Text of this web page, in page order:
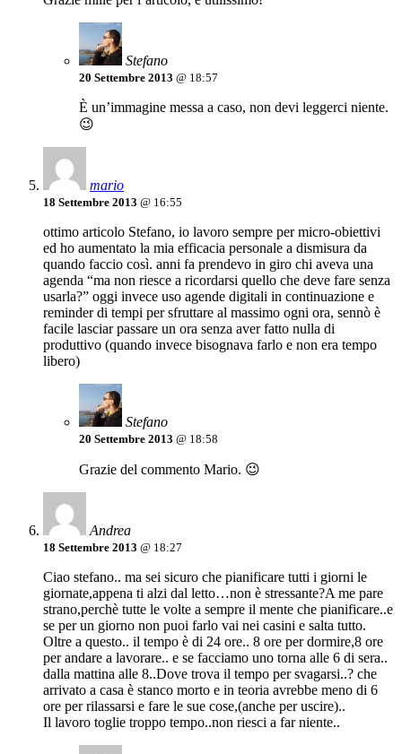
Stefano
20 Settembre 2013 @ 18:57
È un’immagine messa a caso, non devi leggerci niente.
😉
mario
18 Settembre 2013 @ 16:55
ottimo articolo Stefano, io lavoro sempre per micro-obiettivi
ed ho aumentato la mia efficacia personale a dismisura da
quando faccio così. anni fa prendevo in giro chi aveva una
agenda “ma non riesce a ricordarsi quello che deve fare senza
usarla?” oggi invece uso agende digitali in continuazione e
reminder di tempi per sfruttare al massimo ogni ora, sennò è
facile lasciar passare un ora senza aver fatto nulla di
produttivo (quando invece bisognava farlo e non era tempo
libero)
Stefano
20 Settembre 2013 @ 18:58
Grazie del commento Mario. 😉
Andrea
18 Settembre 2013 @ 18:27
Ciao stefano.. ma sei sicuro che pianificare tutti i giorni le
giornate,appena ti alzi dal letto…non è stressante?A me pare
strano,perchè tutte le volte a sempre il mente che pianificare..e
se per un giorno non puoi farlo vai nei casini e salta tutto.
Oltre a questo.. il tempo è di 24 ore.. 8 ore per dormire,8 ore
per andare a lavorare.. e se facciamo uno torna alle 6 di sera..
dalla mattina alle 8..Dove trova il tempo per svagarsi..? che
arrivato a casa è stanco morto e in teoria avrebbe meno di 6
ore per rilassarsi e fare le sue cose,(anche per uscire)..
Il lavoro toglie troppo tempo..non riesci a far niente..